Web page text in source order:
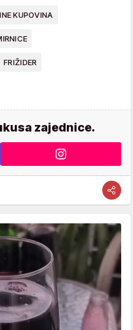
KUPOVINA
FRIŽIDER
zajednice.